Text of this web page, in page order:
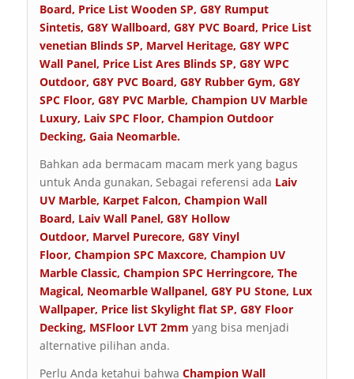
Board, Price List Wooden SP, G8Y Rumput
Sintetis, G8Y Wallboard, G8Y PVC Board, Price List
venetian Blinds SP, Marvel Heritage, G8Y WPC
Wall Panel, Price List Ares Blinds SP, G8Y WPC
Outdoor, G8Y PVC Board, G8Y Rubber Gym, G8Y
SPC Floor, G8Y PVC Marble, Champion UV Marble
Luxury, Laiv SPC Floor, Champion Outdoor
Decking, Gaia Neomarble.
Bahkan ada bermacam macam merk yang bagus
untuk Anda gunakan, Sebagai referensi ada Laiv
UV Marble, Karpet Falcon, Champion Wall
Board, Laiv Wall Panel, G8Y Hollow
Outdoor, Marvel Purecore, G8Y Vinyl
Floor, Champion SPC Maxcore, Champion UV
Marble Classic, Champion SPC Herringcore, The
Magical, Neomarble Wallpanel, G8Y PU Stone, Lux
Wallpaper, Price list Skylight flat SP, G8Y Floor
Decking, MSFloor LVT 2mm yang bisa menjadi
alternative pilihan anda.
Perlu Anda ketahui bahwa Champion Wall